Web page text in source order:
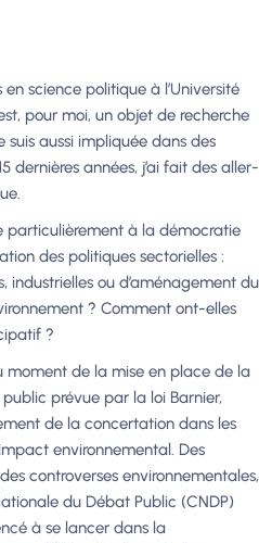
science politique à l’Université
pour moi, un objet de recherche
aussi impliquée dans des
dernières années, j’ai fait des aller-
particulièrement à la démocratie
des politiques sectorielles :
industrielles ou d’aménagement du
? Comment ont-elles
?
moment de la mise en place de la
prévue par la loi Barnier,
de la concertation dans les
environnemental. Des
controverses environnementales,
du Débat Public (CNDP)
à se lancer dans la